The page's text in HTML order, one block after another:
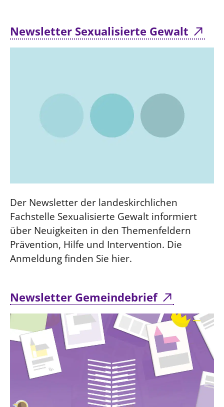
Newsletter Sexualisierte Gewalt
Der Newsletter der landeskirchlichen
Fachstelle Sexualisierte Gewalt informiert
über Neuigkeiten in den Themenfeldern
Prävention, Hilfe und Intervention. Die
Anmeldung finden Sie hier.
Newsletter Gemeindebrief